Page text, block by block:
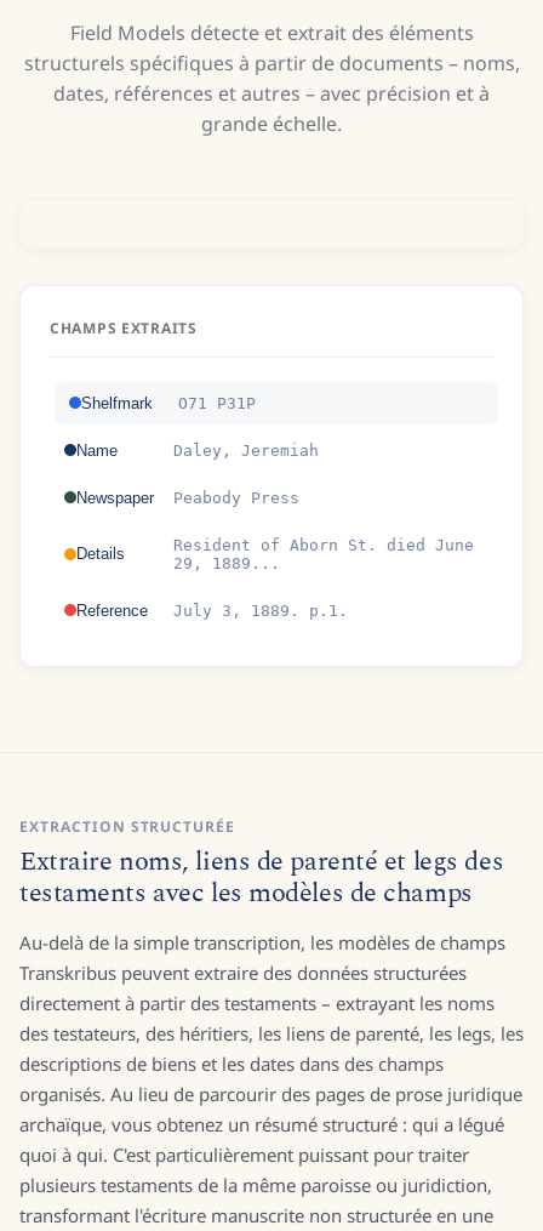
Field Models détecte et extrait des éléments
structurels spécifiques à partir de documents – noms,
dates, références et autres – avec précision et à
grande échelle.
CHAMPS EXTRAITS
Shelfmark O71 P31P
Name Daley, Jeremiah
Newspaper Peabody Press
Details
Resident of Aborn St. died June
29, 1889...
Reference July 3, 1889. p.1.
EXTRACTION STRUCTURÉE
Extraire noms, liens de parenté et legs des
testaments avec les modèles de champs
Au-delà de la simple transcription, les modèles de champs
Transkribus peuvent extraire des données structurées
directement à partir des testaments – extrayant les noms
des testateurs, des héritiers, les liens de parenté, les legs, les
descriptions de biens et les dates dans des champs
organisés. Au lieu de parcourir des pages de prose juridique
archaïque, vous obtenez un résumé structuré : qui a légué
quoi à qui. C'est particulièrement puissant pour traiter
plusieurs testaments de la même paroisse ou juridiction,
transformant l'écriture manuscrite non structurée en une